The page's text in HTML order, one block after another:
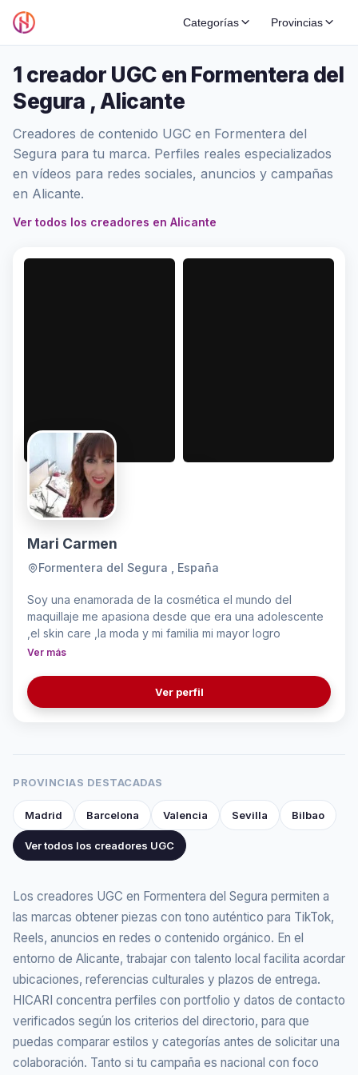
Categorías Provincias
1 creador UGC en Formentera del
Segura , Alicante
Creadores de contenido UGC en Formentera del
Segura para tu marca. Perfiles reales especializados
en vídeos para redes sociales, anuncios y campañas
en Alicante.
Ver todos los creadores en Alicante
Mari Carmen
Formentera del Segura , España
Soy una enamorada de la cosmética el mundo del
maquillaje me apasiona desde que era una adolescente
,el skin care ,la moda y mi familia mi mayor logro
Ver más
Ver perfil
PROVINCIAS DESTACADAS
Madrid Barcelona Valencia Sevilla Bilbao
Ver todos los creadores UGC
Los creadores UGC en Formentera del Segura permiten a
las marcas obtener piezas con tono auténtico para TikTok,
Reels, anuncios en redes o contenido orgánico. En el
entorno de Alicante, trabajar con talento local facilita acordar
ubicaciones, referencias culturales y plazos de entrega.
HICARI concentra perfiles con portfolio y datos de contacto
verificados según los criterios del directorio, para que
puedas comparar estilos y categorías antes de solicitar una
colaboración. Tanto si tu campaña es nacional con foco